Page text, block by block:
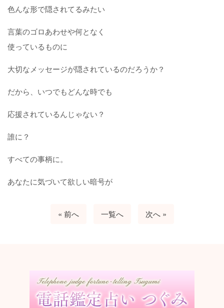
色んな形で隠されてるみたい
言葉のゴロあわせや何となく
使っているものに
大切なメッセージが隠されているのだろうか？
だから、いつでもどんな時でも
応援されているんじゃない？
誰に？
すべての事柄に。
あなたに気づいて欲しい暗号が
« 前へ 一覧へ 次へ »